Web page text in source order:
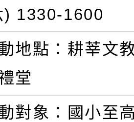
) 1330-1600
地點：耕莘文
堂
對象：國小至